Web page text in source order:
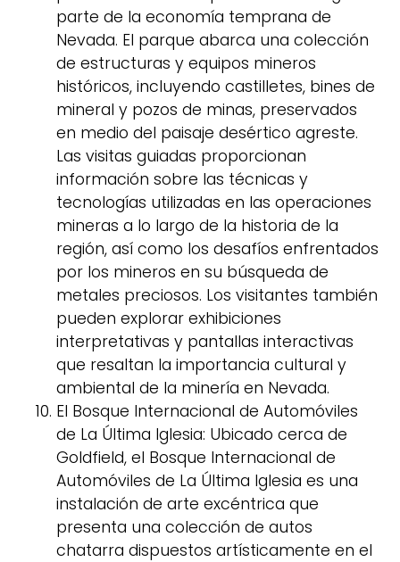
parte de la economía temprana de
Nevada. El parque abarca una colección
de estructuras y equipos mineros
históricos, incluyendo castilletes, bines de
mineral y pozos de minas, preservados
en medio del paisaje desértico agreste.
Las visitas guiadas proporcionan
información sobre las técnicas y
tecnologías utilizadas en las operaciones
mineras a lo largo de la historia de la
región, así como los desafíos enfrentados
por los mineros en su búsqueda de
metales preciosos. Los visitantes también
pueden explorar exhibiciones
interpretativas y pantallas interactivas
que resaltan la importancia cultural y
ambiental de la minería en Nevada.
El Bosque Internacional de Automóviles
de La Última Iglesia: Ubicado cerca de
Goldfield, el Bosque Internacional de
Automóviles de La Última Iglesia es una
instalación de arte excéntrica que
presenta una colección de autos
chatarra dispuestos artísticamente en el